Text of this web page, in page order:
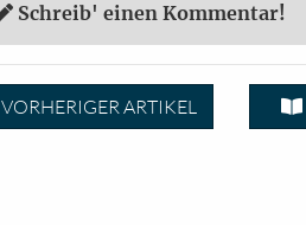
Schreib' einen Kommentar!
VORHERIGER ARTIKEL